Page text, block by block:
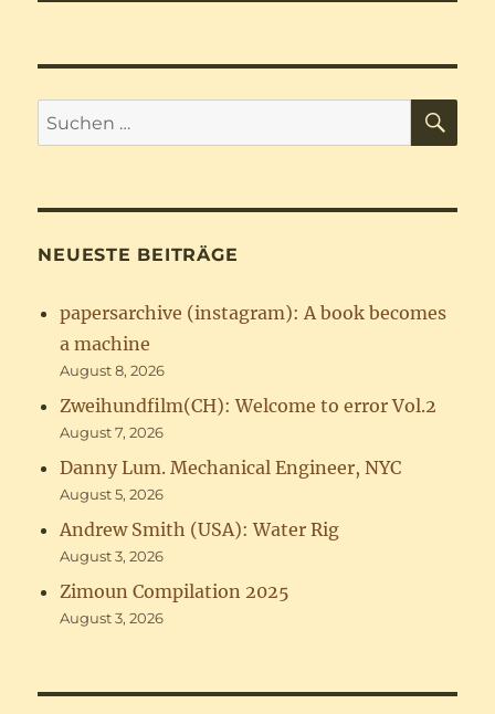
Suchen
nach:
NEUESTE BEITRÄGE
papersarchive (instagram): A book becomes
a machine
August 8, 2026
Zweihundfilm(CH): Welcome to error Vol.2
August 7, 2026
Danny Lum. Mechanical Engineer, NYC
August 5, 2026
Andrew Smith (USA): Water Rig
August 3, 2026
Zimoun Compilation 2025
August 3, 2026